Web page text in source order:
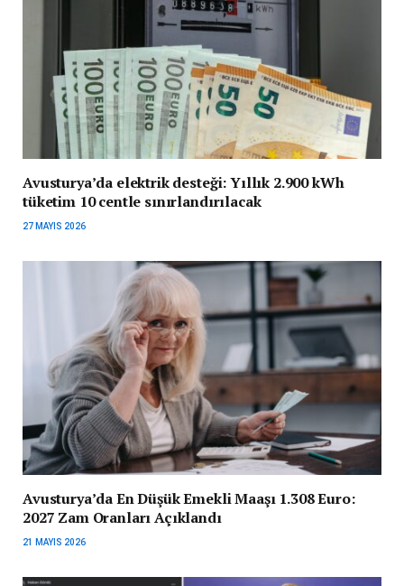
Avusturya’da elektrik desteği: Yıllık 2.900 kWh
tüketim 10 centle sınırlandırılacak
27 MAYIS 2026
Avusturya’da En Düşük Emekli Maaşı 1.308 Euro:
2027 Zam Oranları Açıklandı
21 MAYIS 2026